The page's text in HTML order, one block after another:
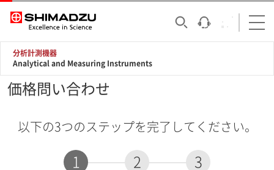
分析計測機器
Analytical and Measuring Instruments
価格問い合わせ
以下の3つのステップを完了してください。
1 2 3